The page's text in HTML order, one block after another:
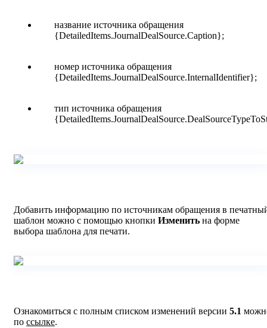
название источника обращения
{DetailedItems.JournalDealSource.Caption};
номер источника обращения
{DetailedItems.JournalDealSource.InternalIdentifier};
тип источника обращения
Добавить информацию по источникам обращения в
шаблон можно с помощью кнопки Изменить на форме
выбора шаблона для печати.
Ознакомиться с полным списком изменений версии 5.1
по ссылке.